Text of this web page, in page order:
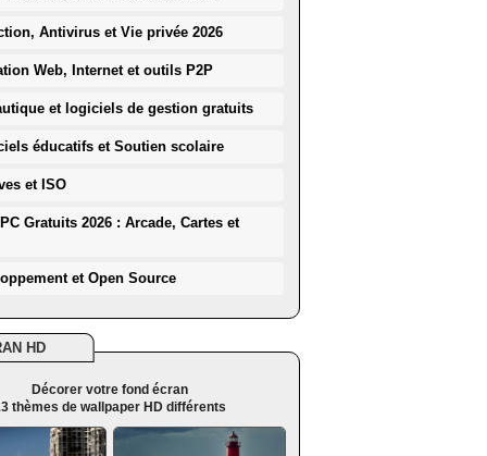
Antivirus et Vie privée 2026
Web, Internet et outils P2P
et logiciels de gestion gratuits
éducatifs et Soutien scolaire
et ISO
Gratuits 2026 : Arcade, Cartes et
et Open Source
HD
Décorer votre fond écran
thèmes de wallpaper HD différents